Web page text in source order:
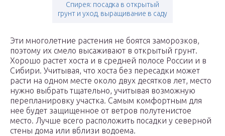
Спирея: посадка в открытый
грунт и уход, выращивание в саду
Эти многолетние растения не боятся заморозков,
поэтому их смело высаживают в открытый грунт.
Хорошо растет хоста и в средней полосе России и в
Сибири. Учитывая, что хоста без пересадки может
расти на одном месте около двух десятков лет, место
нужно выбрать тщательно, учитывая возможную
перепланировку участка. Самым комфортным для
нее будет защищенное от ветров полутенистое
место. Лучше всего расположить посадки у северной
стены дома или вблизи водоема.